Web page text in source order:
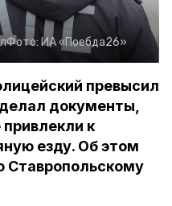
Фото: ИА «Поебда26»
превысил
документы,
привлекли к
езду. Об этом
Ставропольскому